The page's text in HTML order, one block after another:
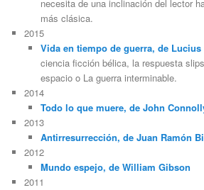
necesita de una inclinación del lector
más clásica.
2015
Vida en tiempo de guerra, de Lucius
ciencia ficción bélica, la respuesta
espacio o La guerra interminable.
2014
Todo lo que muere, de John
2013
Antirresurrección, de Juan Ramón
2012
Mundo espejo, de William Gibson
2011